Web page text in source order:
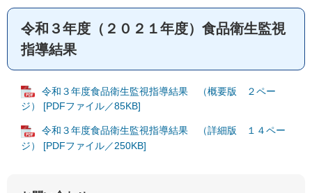
令和３年度（２０２１年度）食品衛生監視
指導結果
令和３年度食品衛生監視指導結果 （概要版 ２ペー
ジ） [PDFファイル／85KB]
令和３年度食品衛生監視指導結果 （詳細版 １４ペー
ジ） [PDFファイル／250KB]